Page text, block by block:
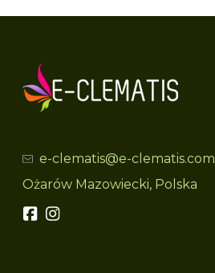
e-clematis@e-clematis.com
Ożarów Mazowiecki, Polska